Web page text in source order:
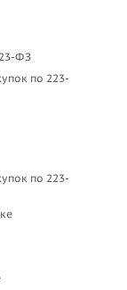
ФЗ
по 223-
по 223-